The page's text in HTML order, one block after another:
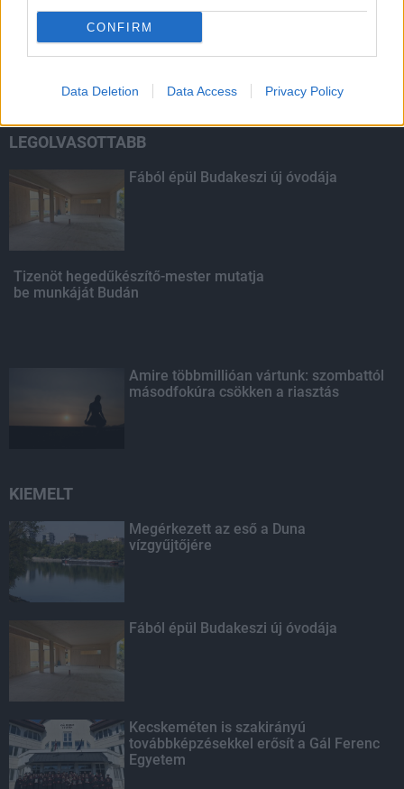
CONFIRM
Data Deletion Data Access Privacy Policy
HIRDETÉS
LEGOLVASOTTABB
Fából épül Budakeszi új óvodája
Tizenöt hegedűkészítő-mester mutatja
be munkáját Budán
Amire többmillióan vártunk: szombattól
másodfokúra csökken a riasztás
KIEMELT
Megérkezett az eső a Duna
vízgyűjtőjére
Fából épül Budakeszi új óvodája
Kecskeméten is szakirányú
továbbképzésekkel erősít a Gál Ferenc
Egyetem